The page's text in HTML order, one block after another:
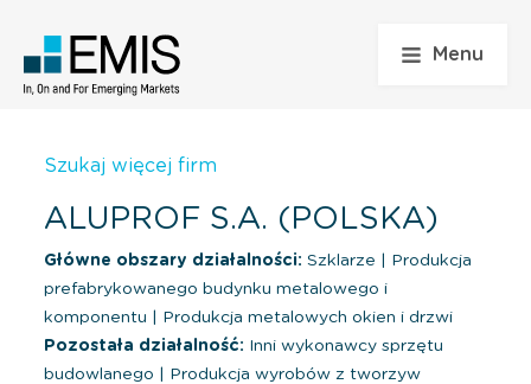
Menu
Szukaj więcej firm
ALUPROF S.A. (POLSKA)
Główne obszary działalności: Szklarze
Produkcja
prefabrykowanego budynku metalowego i
komponentu
Produkcja metalowych okien i drzwi
Pozostała działalność: Inni wykonawcy sprzętu
budowlanego
Produkcja wyrobów z tworzyw